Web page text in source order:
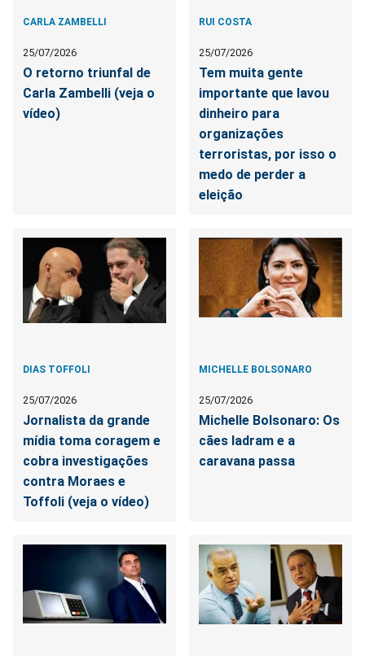
CARLA ZAMBELLI
25/07/2026
O retorno triunfal de
Carla Zambelli (veja o
vídeo)
RUI COSTA
25/07/2026
Tem muita gente
importante que lavou
dinheiro para
organizações
terroristas, por isso o
medo de perder a
eleição
DIAS TOFFOLI
25/07/2026
Jornalista da grande
mídia toma coragem e
cobra investigações
contra Moraes e
Toffoli (veja o vídeo)
MICHELLE BOLSONARO
25/07/2026
Michelle Bolsonaro: Os
cães ladram e a
caravana passa